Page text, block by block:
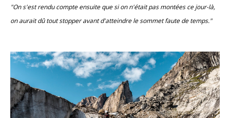
"On s'est rendu compte ensuite que si on n'était pas montées ce jour-là,
on aurait dû tout stopper avant d'atteindre le sommet faute de temps."